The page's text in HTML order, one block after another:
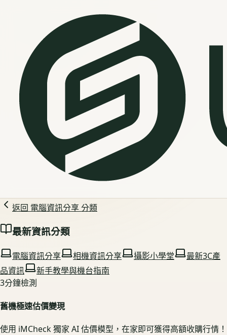
返回 電腦資訊分享分類
最新資訊分類
電腦資訊分享 相機資訊分享 攝影小學堂
最新3C產
品資訊
新手教學與機台指南
3分鐘檢測
舊機極速估價變現
使用 iMCheck 獨家 AI 估價模型，在家即可獲得高額收購行情！